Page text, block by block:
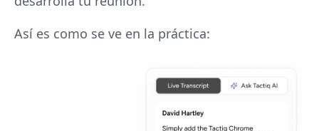
Así es como se ve en la práctica: